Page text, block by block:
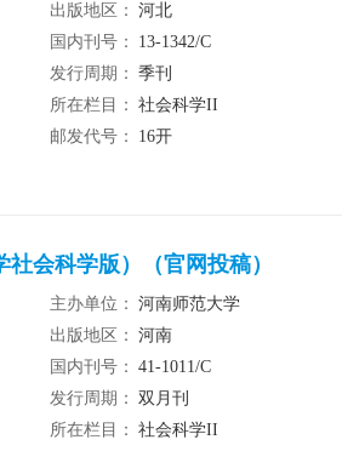
出版地区： 河北
国内刊号：
13-1342/C
发行周期： 季刊
所在栏目： 社会科学II
邮发代号：
16开
会科学版）（官网投稿）
主办单位： 河南师范大学
出版地区： 河南
国内刊号： 41-1011/C
发行周期： 双月刊
所在栏目： 社会科学II